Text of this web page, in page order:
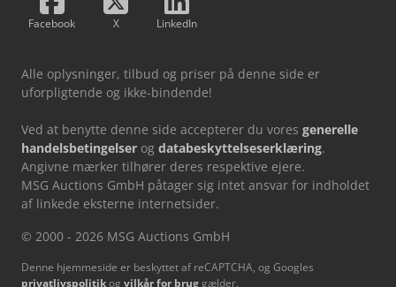
Facebook X LinkedIn
Alle oplysninger, tilbud og priser på denne side er
uforpligtende og ikke-bindende!
Ved at benytte denne side accepterer du vores generelle
handelsbetingelser og databeskyttelseserklæring.
Angivne mærker tilhører deres respektive ejere.
MSG Auctions GmbH påtager sig intet ansvar for indholdet
af linkede eksterne internetsider.
© 2000 - 2026 MSG Auctions GmbH
Denne hjemmeside er beskyttet af reCAPTCHA, og Googles
privatlivspolitikog vilkår for brug gælder.